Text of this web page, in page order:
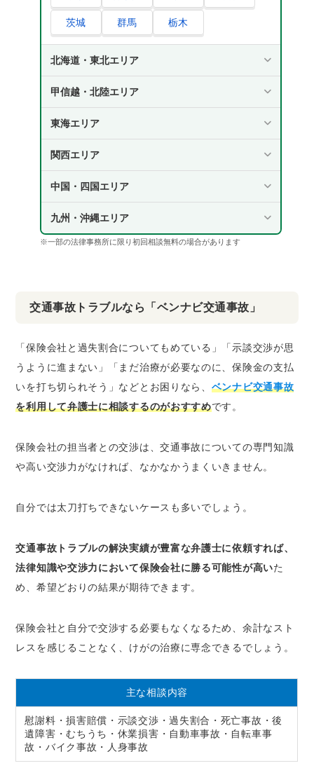
茨城 群馬 栃木
北海道・東北エリア
甲信越・北陸エリア
東海エリア
関西エリア
中国・四国エリア
九州・沖縄エリア
※一部の法律事務所に限り初回相談無料の場合があります
交通事故トラブルなら「ベンナビ交通事故」
「保険会社と過失割合についてもめている」「示談交渉が思
うように進まない」「まだ治療が必要なのに、保険金の支払
いを打ち切られそう」などとお困りなら、 ベンナビ交通事故
を利用して弁護士に相談するのがおすすめです。
保険会社の担当者との交渉は、交通事故についての専門知識
や高い交渉力がなければ、なかなかうまくいきません。
自分では太刀打ちできないケースも多いでしょう。
交通事故トラブルの解決実績が豊富な弁護士に依頼すれば、
法律知識や交渉力において保険会社に勝る可能性が高いた
め、希望どおりの結果が期待できます。
保険会社と自分で交渉する必要もなくなるため、余計なスト
レスを感じることなく、けがの治療に専念できるでしょう。
主な相談内容
慰謝料・損害賠償・示談交渉・過失割合・死亡事故・後
遺障害・むちうち・休業損害・自動車事故・自転車事
故・バイク事故・人身事故